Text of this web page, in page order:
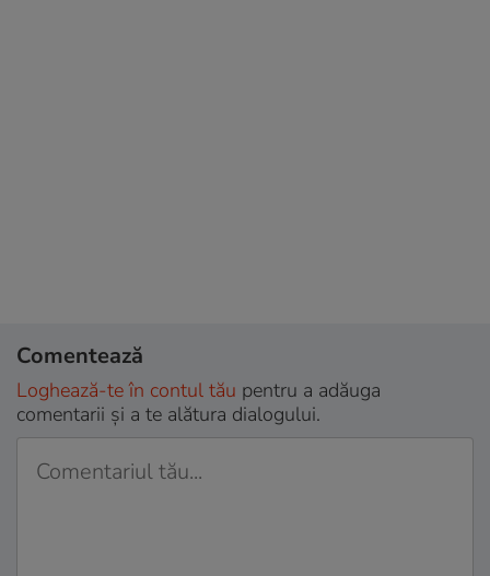
Comentează
Loghează-te în contul tău pentru a adăuga
comentarii și a te alătura dialogului.